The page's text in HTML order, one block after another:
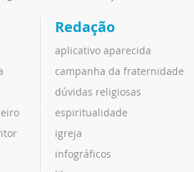
Redação
aplicativo aparecida
campanha da fraternidade
dúvidas religiosas
espiritualidade
igreja
infográficos